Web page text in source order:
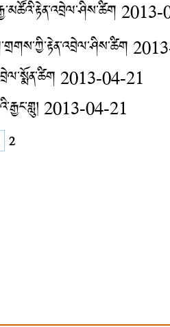
2013-
2013-04-21
2013-04-21
2